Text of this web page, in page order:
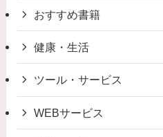
おすすめ書籍
健康・生活
ツール・サービス
WEBサービス